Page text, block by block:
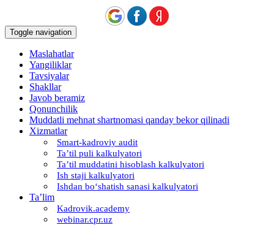
Toggle navigation
Maslahatlar
Yangiliklar
Tavsiyalar
Shakllar
Javob beramiz
Qonunchilik
Muddatli mehnat shartnomasi qanday bekor qilinadi
Xizmatlar
Smart-kadroviy audit
Ta’til puli kalkulyatori
Ta’til muddatini hisoblash kalkulyatori
Ish staji kalkulyatori
Ishdan boʻshatish sanasi kalkulyatori
Ta’lim
Kadrovik.academy
webinar.cpr.uz